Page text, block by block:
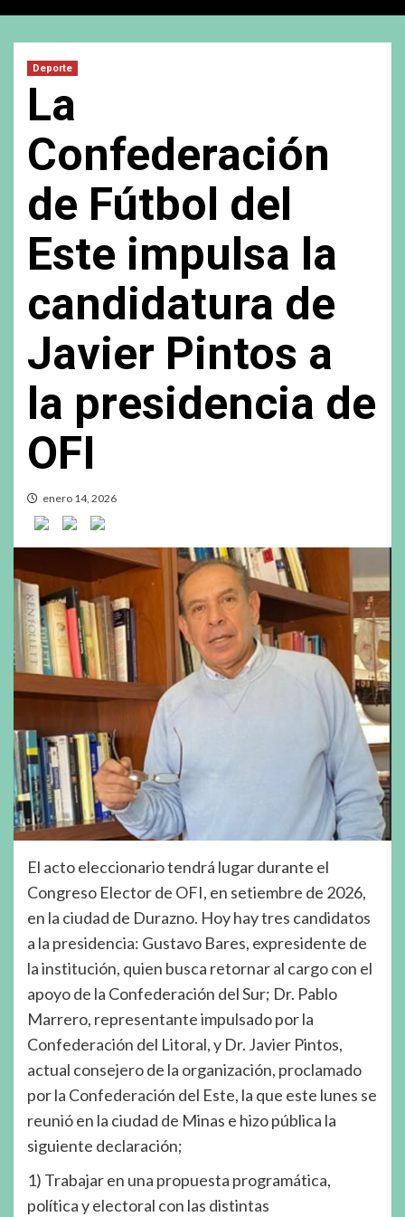
Deporte
La
Confederación
de Fútbol del
Este impulsa la
candidatura de
Javier Pintos a
la presidencia de
OFI
enero 14, 2026
El acto eleccionario tendrá lugar durante el
Congreso Elector de OFI, en setiembre de 2026,
en la ciudad de Durazno. Hoy hay tres candidatos
a la presidencia: Gustavo Bares, expresidente de
la institución, quien busca retornar al cargo con el
apoyo de la Confederación del Sur; Dr. Pablo
Marrero, representante impulsado por la
Confederación del Litoral, y Dr. Javier Pintos,
actual consejero de la organización, proclamado
por la Confederación del Este, la que este lunes se
reunió en la ciudad de Minas e hizo pública la
siguiente declaración;
1) Trabajar en una propuesta programática,
política y electoral con las distintas